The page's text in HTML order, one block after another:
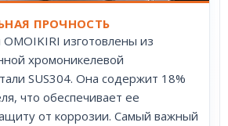
ПРОЧНОСТЬ
изготовлены из
хромоникелевой
SUS304. Она содержит 18%
что обеспечивает ее
от коррозии. Самый важный